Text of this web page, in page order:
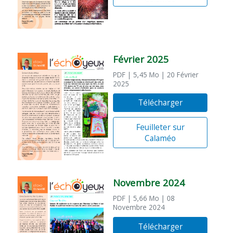
Février 2025
PDF | 5,45 Mo | 20 Février
2025
Télécharger
Feuilleter sur
Calaméo
Novembre 2024
PDF | 5,66 Mo | 08
Novembre 2024
Télécharger